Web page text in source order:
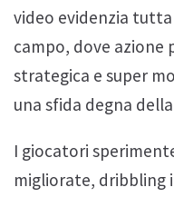
video evidenzia
campo, dove
strategica e super
una sfida degna
I giocatori
migliorate, dribbling